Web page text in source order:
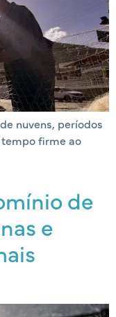
nuvens, períodos
firme ao
de
e